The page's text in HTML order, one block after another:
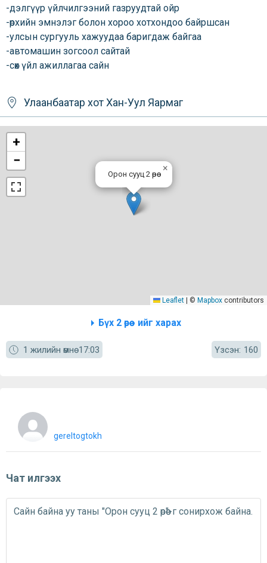
-дэлгүүр үйлчилгээний газруудтай ойр
-өрхийн эмнэлэг болон хороо хотхондоо байршсан
-улсын сургууль хажуудаа баригдаж байгаа
-автомашин зогсоол сайтай
-сөх үйл ажиллагаа сайн
Улаанбаатар хотХан-Уул Яармаг
Орон сууц 2 өрөө
×
+
−
Leaflet © Mapbox contributors
Бүх 2 өрөө - ийг харах
1 жилийн өмнө 17:03 Үзсэн: 160
gereltogtokh
Чат илгээх